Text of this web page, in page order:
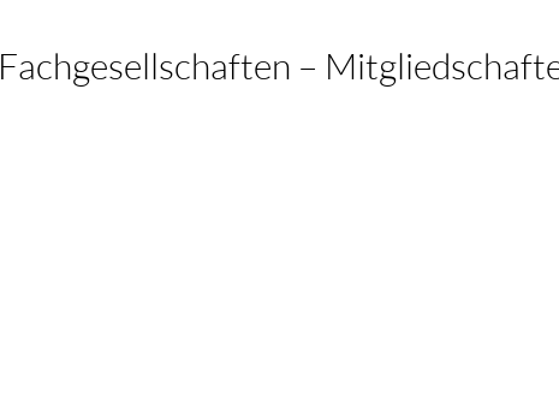
Fachgesellschaften –